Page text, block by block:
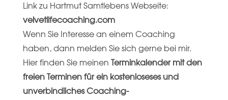
Link zu Hartmut Samtlebens Webseite:
velvetlifecoaching.com
Wenn Sie Interesse an einem Coaching
haben, dann melden Sie sich gerne bei mir.
Hier finden Sie meinen Terminkalender mit den
freien Terminen für ein kostenloseses und
unverbindliches Coaching-